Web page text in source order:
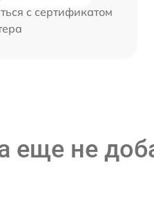
с сертификатом
еще не